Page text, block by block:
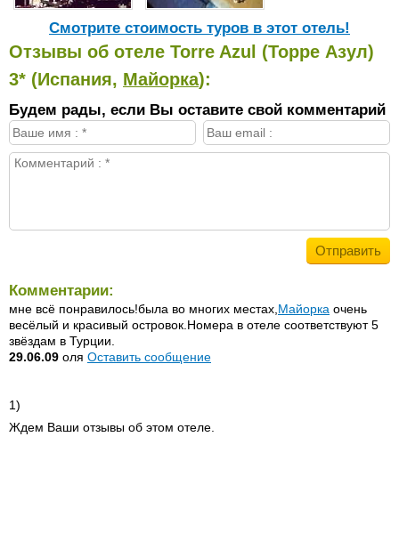
Cмотрите стоимость туров в этот отель!
Отзывы об отеле Torre Azul (Торре Азул)
3* (Испания, Майорка):
Будем рады, если Вы оставите свой комментарий
Комментарии:
мне всё понравилось!была во многих местах, Майорка очень
весёлый и красивый островок.Номера в отеле соответствуют 5
звёздам в Турции.
29.06.09 оля Оставить сообщение
1)
Ждем Ваши отзывы об этом отеле.